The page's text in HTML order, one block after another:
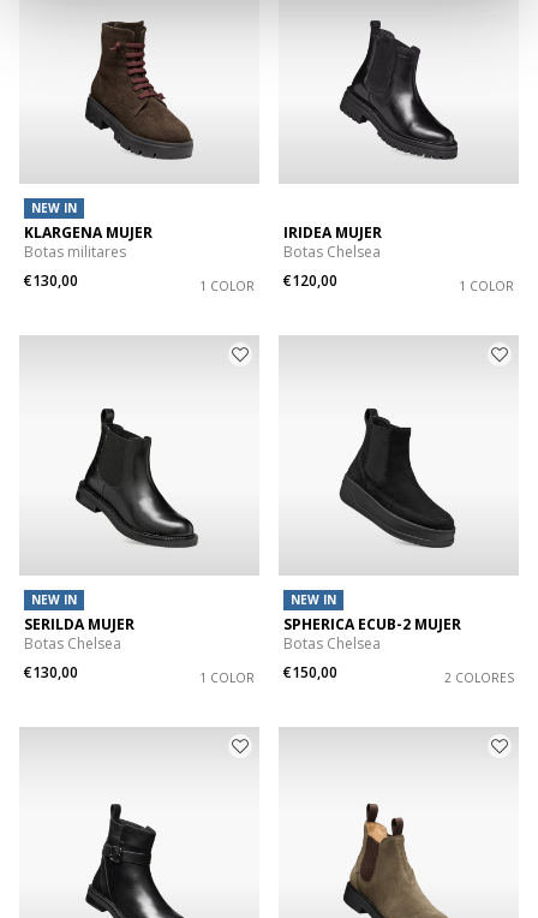
NEW IN
KLARGENA MUJER
Botas militares
€130,00
1 COLOR
IRIDEA MUJER
Botas Chelsea
€120,00
1 COLOR
NEW IN
SERILDA MUJER
Botas Chelsea
€130,00
1 COLOR
NEW IN
SPHERICA ECUB-2 MUJER
Botas Chelsea
€150,00
2 COLORES